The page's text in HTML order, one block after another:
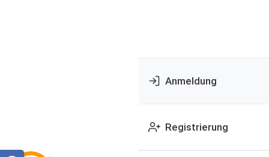
Anmeldung
Registrierung